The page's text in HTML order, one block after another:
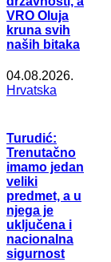
VRO Oluja
kruna svih
naših bitaka
04.08.2026.
Hrvatska
Turudić:
Trenutačno
imamo jedan
veliki
predmet, a u
njega je
uključena i
nacionalna
sigurnost